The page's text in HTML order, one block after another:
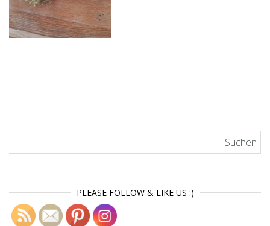
PLEASE FOLLOW & LIKE US :)